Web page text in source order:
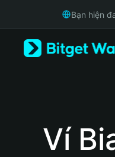
Русский
Bạn hiện
Ví